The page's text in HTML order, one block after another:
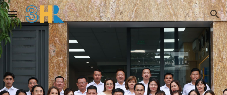
Skip to main content Skip to navigation